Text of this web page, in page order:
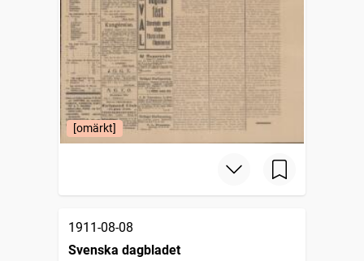
[omärkt]
1911-08-08
Svenska dagbladet